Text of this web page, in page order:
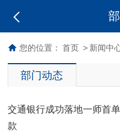
您的位置： 首页 > 新闻中
部门动态
交通银行成功落地一师首
款